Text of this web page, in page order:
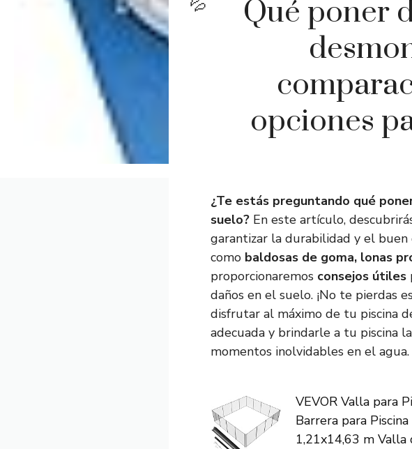
Qué poner
opciones
¿Te estás preguntando qué
suelo? En este artículo,
garantizar la durabilidad y el buen
como baldosas de goma, lonas
proporcionaremos consejos útiles
daños en el suelo. ¡No te pierdas
disfrutar al máximo de tu piscina
adecuada y brindarle a tu piscina
momentos inolvidables en el agua.
VEVOR Valla para
Barrera para
1,21x14,63 m Valla